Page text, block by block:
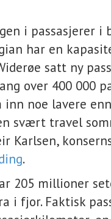
i passasjerer i
har en
satt ny
over 400 000
inn noe lavere
svært travel
Karlsen,
.
205 millioner
i fjor. Faktisk